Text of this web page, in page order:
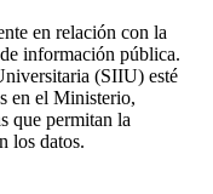
en relación con la
información pública.
(SIIU) esté
en el Ministerio,
que permitan la
los datos.